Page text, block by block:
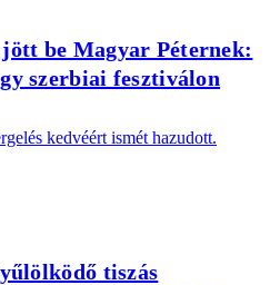
be Magyar Péternek:
szerbiai fesztiválon
kedvéért ismét hazudott.
tiszás